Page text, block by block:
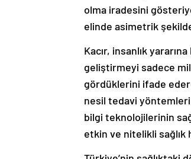
olma iradesini
elinde asimetrik
Kacır, insanlık
geliştirmeyi sadece
gördüklerini ifade
nesil tedavi yöntemleri
bilgi teknolojilerinin
etkin ve nitelikli sağlık